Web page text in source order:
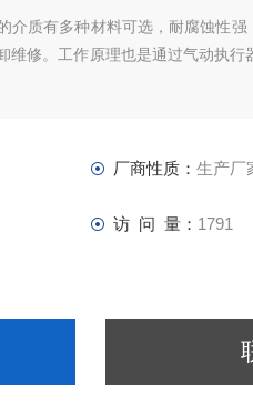
质有多种材料可选，耐腐蚀性强
维修。工作原理也是通过气动执行
厂商性质： 生产厂
访 问 量： 1791